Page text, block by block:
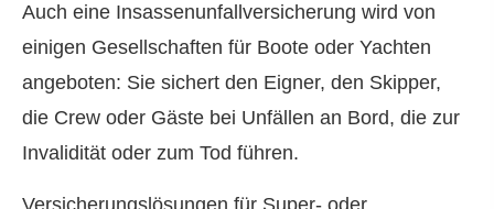
Auch eine Insassenunfallversicherung wird von
einigen Gesellschaften für Boote oder Yachten
angeboten: Sie sichert den Eigner, den Skipper,
die Crew oder Gäste bei Unfällen an Bord, die zur
Invalidität oder zum Tod führen.
Versicherungslösungen für Super- oder